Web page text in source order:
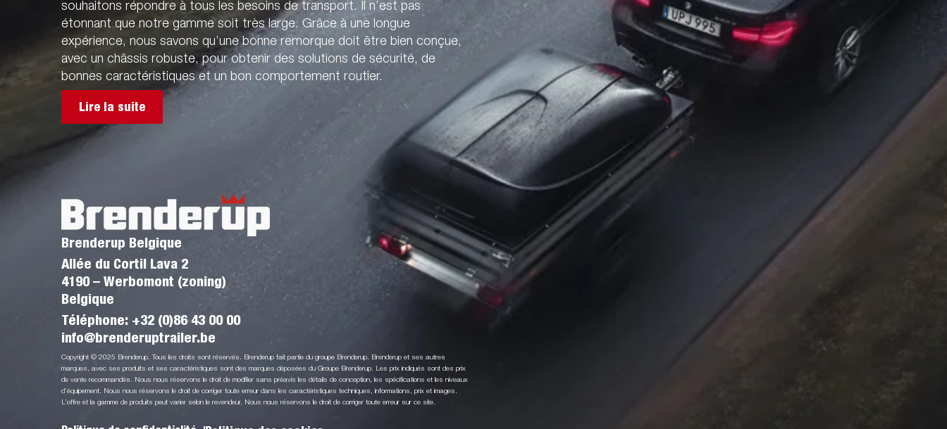
souhaitons répondre à tous les besoins de transport. Il n’est pas
étonnant que notre gamme soit très large. Grâce à une longue
expérience, nous savons qu’une bonne remorque doit être bien conçue,
avec un châssis robuste, pour obtenir des solutions de sécurité, de
bonnes caractéristiques et un bon comportement routier.
Lire la suite
Brenderup Belgique
Allée du Cortil Lava 2
4190 – Werbomont (zoning)
Belgique
Téléphone: +32 (0)86 43 00 00
info@brenderuptrailer.be
Copyright © 2025 Brenderup. Tous les droits sont réservés. Brenderup fait partie du groupe Brenderup. Brenderup et ses autres
marques, avec ses produits et ses caractéristiques sont des marques déposées du Groupe Brenderup. Les prix indiqués sont des prix
de vente recommandés. Nous nous réservons le droit de modifier sans préavis les détails de conception, les spécifications et les niveaux
d’équipement. Nous nous réservons le droit de corriger toute erreur dans les caractéristiques techniques, informations, prix et images.
L’offre et la gamme de produits peut varier selon le revendeur. Nous nous réservons le droit de corriger toute erreur sur ce site.